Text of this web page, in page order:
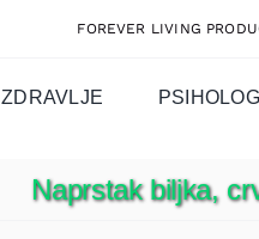
FOREVER LIVING
ZDRAVLJE
Naprstak biljka,